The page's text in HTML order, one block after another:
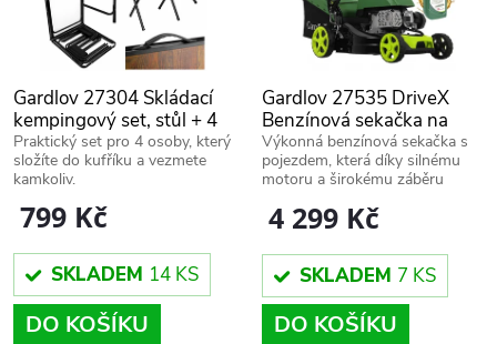
Gardlov 27304 Skládací
kempingový set, stůl + 4
židle, hnědý
799 Kč
SKLADEM 14 KS
DO KOŠÍKU
Praktický set pro 4 osoby, který
složíte do kufříku a vezmete
kamkoliv.
Gardlov 27535 DriveX
Benzínová sekačka na
trávu s pohonem
4 299 Kč
SKLADEM 7 KS
DO KOŠÍKU
Výkonná benzínová sekačka s
pojezdem, která díky silnému
motoru a širokému záběru
hustý trávník.